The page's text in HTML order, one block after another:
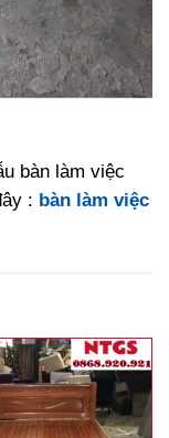
bàn làm việc
: bàn làm việc